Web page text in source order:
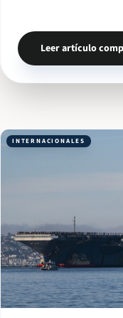
Leer artículo
INTERNACIONALES